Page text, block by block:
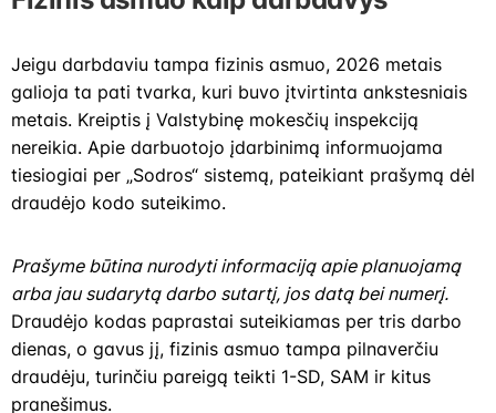
Jeigu darbdaviu tampa fizinis asmuo, 2026 metais
galioja ta pati tvarka, kuri buvo įtvirtinta ankstesniais
metais. Kreiptis į Valstybinę mokesčių inspekciją
nereikia. Apie darbuotojo įdarbinimą informuojama
tiesiogiai per „Sodros“ sistemą, pateikiant prašymą dėl
draudėjo kodo suteikimo.
Prašyme būtina nurodyti informaciją apie planuojamą
arba jau sudarytą darbo sutartį, jos datą bei numerį.
Draudėjo kodas paprastai suteikiamas per tris darbo
dienas, o gavus jį, fizinis asmuo tampa pilnaverčiu
draudėju, turinčiu pareigą teikti 1-SD, SAM ir kitus
pranešimus.